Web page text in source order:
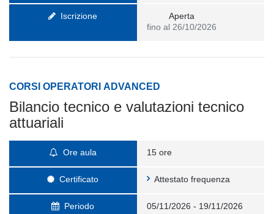
Iscrizione
Aperta
fino al 26/10/2026
CORSI OPERATORI ADVANCED
Bilancio tecnico e valutazioni tecnico
attuariali
Ore aula 15 ore
Certificato Attestato frequenza
Periodo 05/11/2026 - 19/11/2026